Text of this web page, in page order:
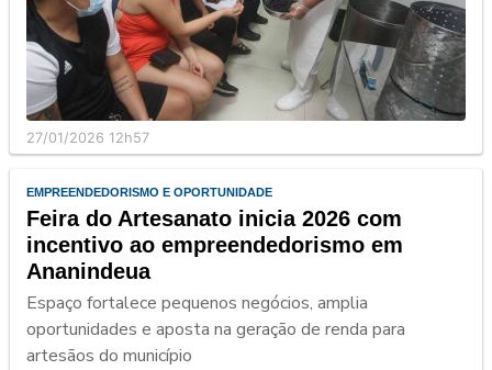
27/01/2026 12h57
EMPREENDEDORISMO E OPORTUNIDADE
Feira do Artesanato inicia 2026 com
incentivo ao empreendedorismo em
Ananindeua
Espaço fortalece pequenos negócios, amplia
oportunidades e aposta na geração de renda para
artesãos do município